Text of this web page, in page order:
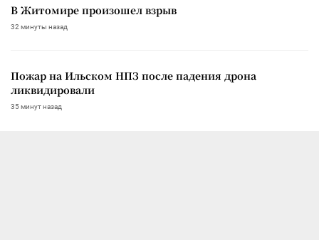
В Житомире произошел взрыв
32 минуты назад
Пожар на Ильском НПЗ после падения дрона
ликвидировали
35 минут назад